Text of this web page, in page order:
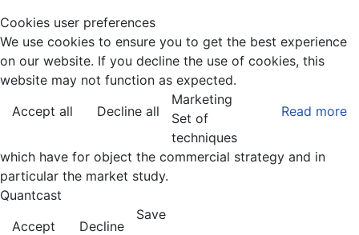
Cookies user preferences
We use cookies to ensure you to get the best experience
on our website. If you decline the use of cookies, this
website may not function as expected.
Accept all
Decline all Read more
Marketing
Set of
techniques
which have for object the commercial strategy and in
particular the market study.
Quantcast
Accept
Decline
Save